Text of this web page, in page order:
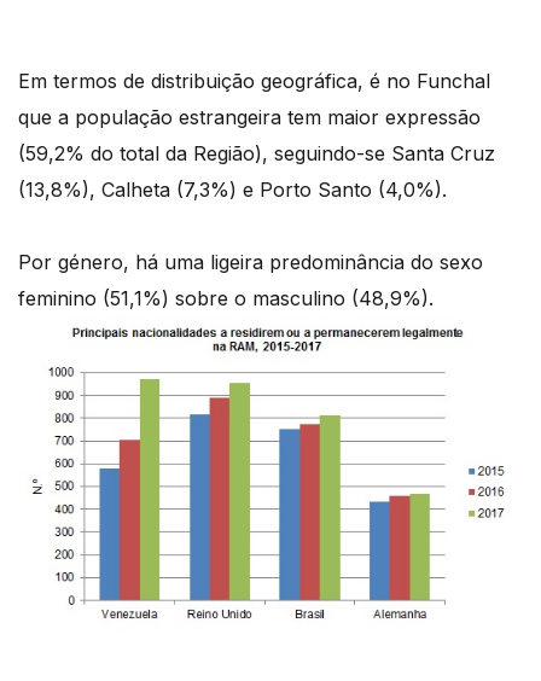
Em termos de distribuição geográfica, é no Funchal
que a população estrangeira tem maior expressão
(59,2% do total da Região), seguindo-se Santa Cruz
(13,8%), Calheta (7,3%) e Porto Santo (4,0%).
Por género, há uma ligeira predominância do sexo
feminino (51,1%) sobre o masculino (48,9%).